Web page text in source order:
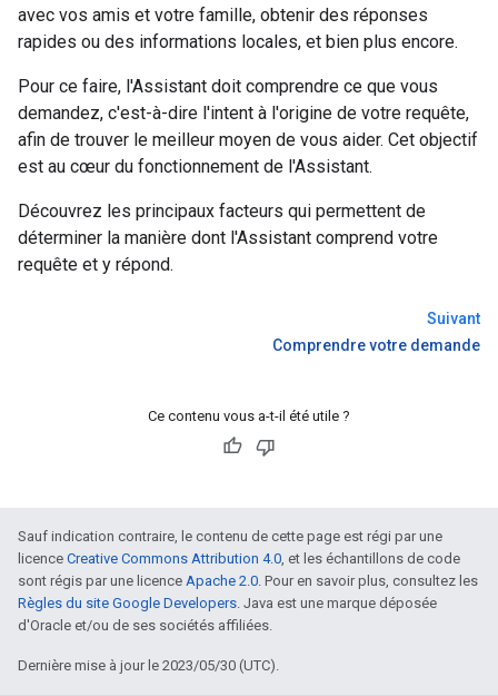
avec vos amis et votre famille, obtenir des réponses
rapides ou des informations locales, et bien plus encore.
Pour ce faire, l'Assistant doit comprendre ce que vous
demandez, c'est-à-dire l'intent à l'origine de votre requête,
afin de trouver le meilleur moyen de vous aider. Cet objectif
est au cœur du fonctionnement de l'Assistant.
Découvrez les principaux facteurs qui permettent de
déterminer la manière dont l'Assistant comprend votre
requête et y répond.
Suivant
Comprendre votre demande
Ce contenu vous a-t-il été utile ?
Sauf indication contraire, le contenu de cette page est régi par une
licence Creative Commons Attribution 4.0, et les échantillons de code
sont régis par une licence Apache 2.0. Pour en savoir plus, consultez les
Règles du site Google Developers. Java est une marque déposée
d'Oracle et/ou de ses sociétés affiliées.
Dernière mise à jour le 2023/05/30 (UTC).